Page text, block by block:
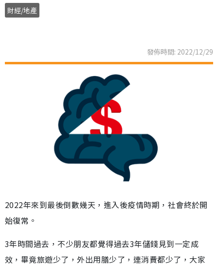
財經/地產
發佈時間: 2022/12/29
2022年來到最後倒數幾天，進入後疫情時期，社會終於開
始復常。
3年時間過去，不少朋友都覺得過去3年儲錢見到一定成
效，畢竟旅遊少了，外出用膳少了，連消費都少了，大家